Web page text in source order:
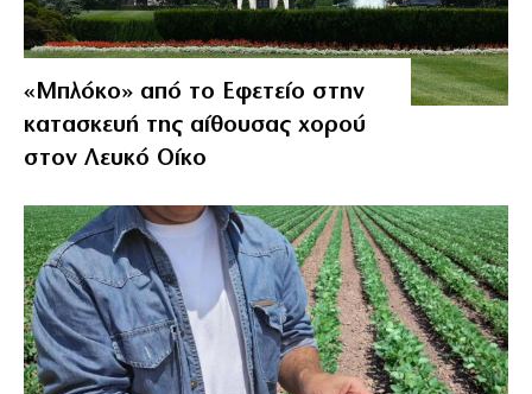
«Μπλόκο» από το Εφετείο στην
κατασκευή της αίθουσας χορού
στον Λευκό Οίκο